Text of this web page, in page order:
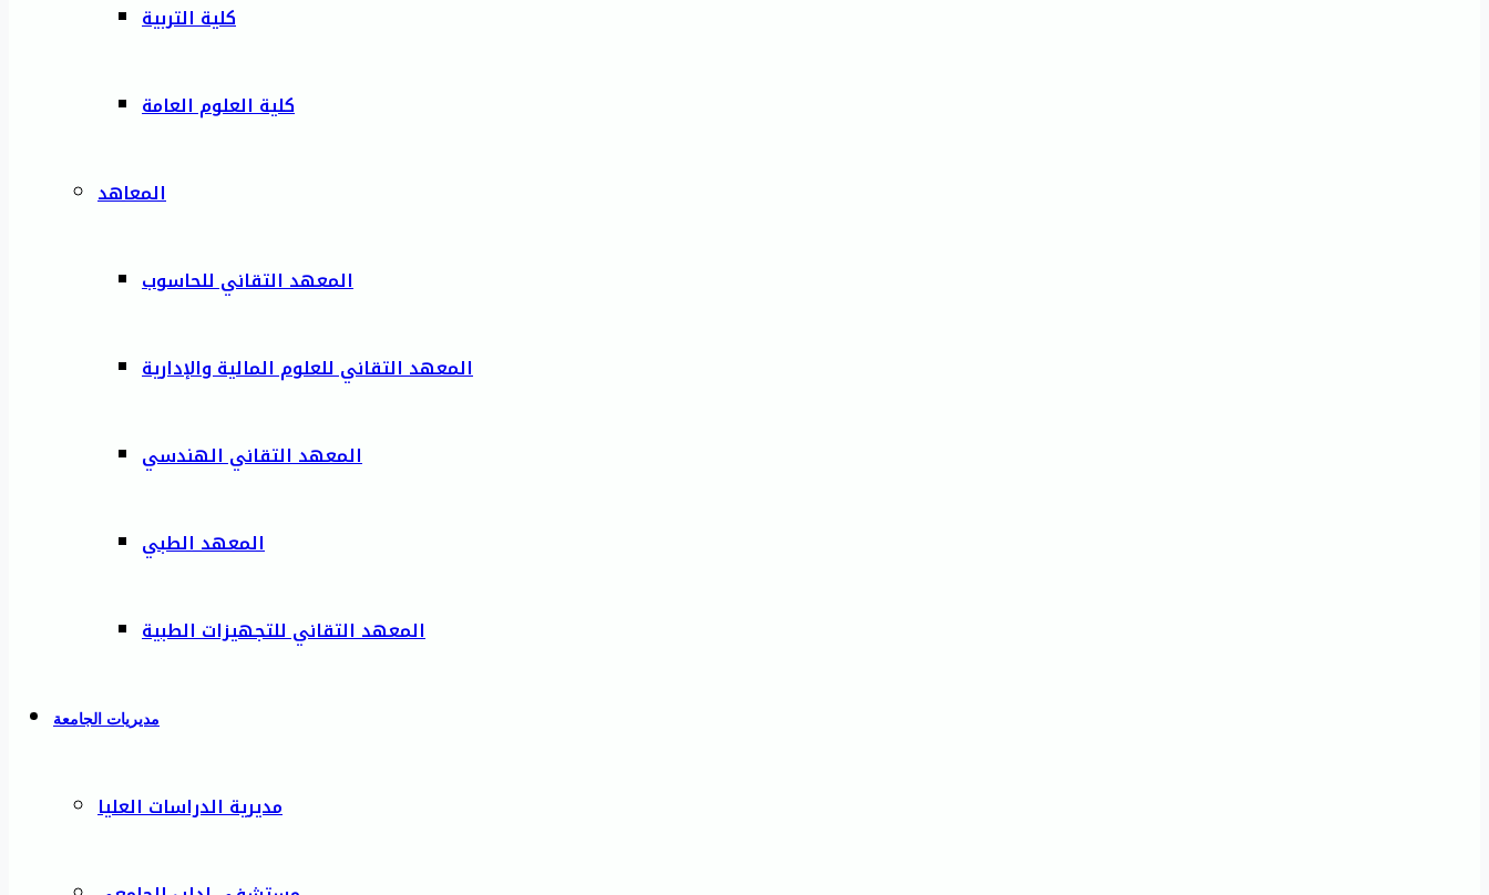
كلية التربية
كلية العلوم العامة
المعاهد
المعهد التقاني للحاسوب
المعهد التقاني للعلوم المالية والإدارية
المعهد التقاني الهندسي
المعهد الطبي
المعهد التقاني للتجهيزات الطبية
مديريات الجامعة
مديرية الدراسات العليا